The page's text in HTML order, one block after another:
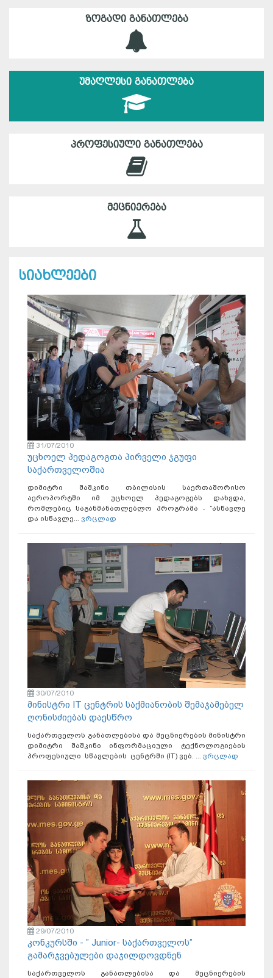
ᲖᲝᲒᲐᲓᲘ ᲒᲐᲜᲐᲗᲚᲔᲑᲐ
ᲣᲛᲐᲦᲚᲔᲡᲘ ᲒᲐᲜᲐᲗᲚᲔᲑᲐ
ᲞᲠᲝᲤᲔᲡᲘᲣᲚᲘ ᲒᲐᲜᲐᲗᲚᲔᲑᲐ
ᲛᲔᲪᲜᲘᲔᲠᲔᲑᲐ
სიახლეები
31/07/2010
უცხოელ პედაგოგთა პირველი ჯგუფი
საქართველოშია
დიმიტრი შაშკინი თბილისის საერთაშორისო
აეროპორტში იმ უცხოელ პედაგოგებს დახვდა,
რომლებიც საგანმანათლებლო პროგრამა - ”ასწავლე
და ისწავლე... ვრცლად
30/07/2010
მინისტრი IT ცენტრის საქმიანობის შემაჯამებელ
ღონისძიებას დაესწრო
საქართველოს განათლებისა და მეცნიერების მინისტრი
დიმიტრი შაშკინი ინფორმაციული ტექნოლოგიების
პროფესიული სწავლების ცენტრში (IT) ვებ. ... ვრცლად
29/07/2010
კონკურსში - ” Junior- საქართველოს”
გამარჯვებულები დაჯილდოვდნენ
საქართველოს განათლებისა და მეცნიერების